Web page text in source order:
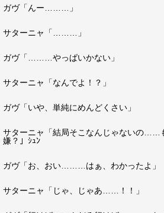
ガヴ「んー………」
サターニャ「………」
ガヴ「………やっぱいかない」
サターニャ「なんでよ！？」
ガヴ「いや、単純にめんどくさい」
サターニャ「結局そこなんじゃないの……
嫌？」ｼｭﾝ
ガヴ「お、おい………はぁ、わかったよ」
サターニャ「じゃ、じゃあ……！！」